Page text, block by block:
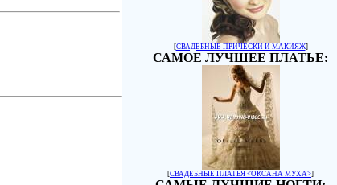
[СВАДЕБНЫЕ ПРИЧЕСКИ И МАКИЯЖ]
САМОЕ ЛУЧШЕЕ ПЛАТЬЕ:
[СВАДЕБНЫЕ ПЛАТЬЯ <ОКСАНА МУХА>]